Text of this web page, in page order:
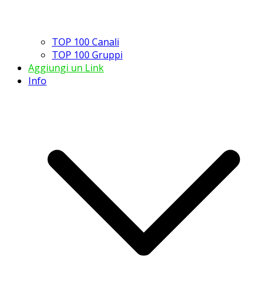
TOP 100 Canali
TOP 100 Gruppi
Aggiungi un Link
Info